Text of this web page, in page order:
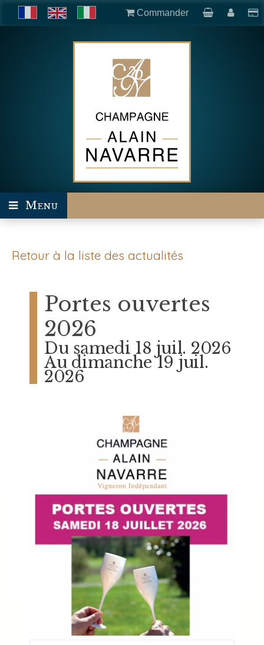
Menu
Retour à la liste des actualités
Portes ouvertes
2026
Du samedi 18 juil. 2026
Au dimanche 19 juil.
2026
Commander